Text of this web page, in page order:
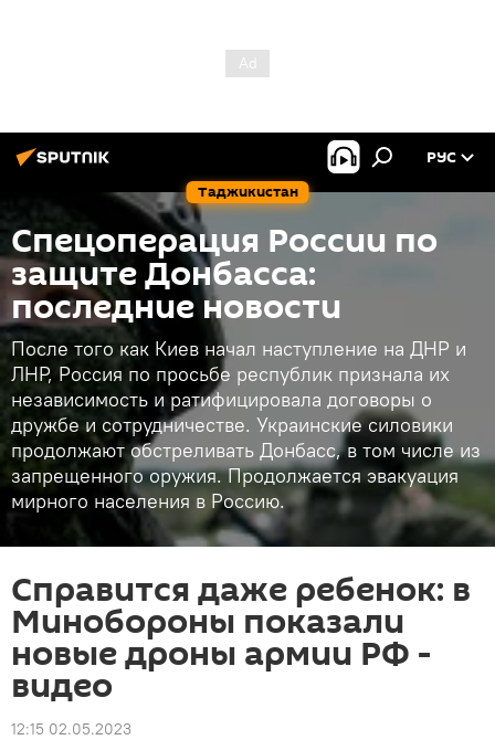
Таджикистан
РУС
Спецоперация России по
защите Донбасса:
последние новости
После того как Киев начал наступление на ДНР и
ЛНР, Россия по просьбе республик признала их
независимость и ратифицировала договоры о
дружбе и сотрудничестве. Украинские силовики
продолжают обстреливать Донбасс, в том числе из
запрещенного оружия. Продолжается эвакуация
мирного населения в Россию.
Справится даже ребенок: в
Минобороны показали
новые дроны армии РФ -
видео
12:15 02.05.2023